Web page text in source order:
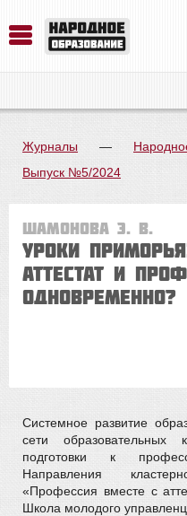
Журналы —
Выпуск №5/2024
Шамонова Э. В.
Уроки
аттестат и
одновременно?
Системное развитие
сети
подготовки к
Направления
«Профессия вместе с
Школа молодого